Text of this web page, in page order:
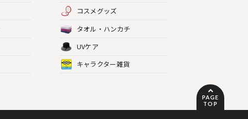
コスメグッズ
タオル・ハンカチ
UVケア
キャラクター雑貨
PAGE
TOP